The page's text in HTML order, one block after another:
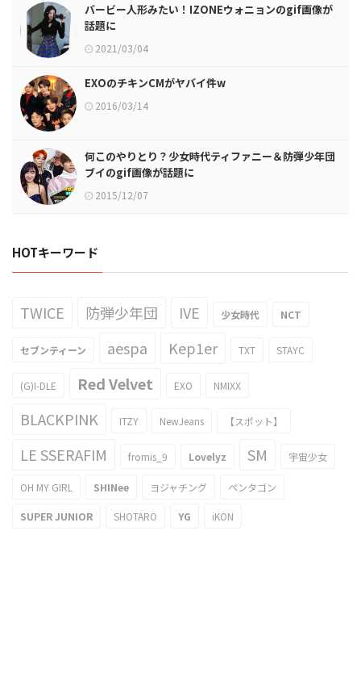
バービー人形みたい！IZONEウォニョンのgif画像が
話題に
2021/03/04
EXOのチキンCMがヤバイ件w
2016/03/14
何このやりとり？少女時代ティファニー＆防弾少年団
ブイのgif画像が話題に
2015/12/07
HOTキーワード
TWICE 防弾少年団 IVE 少女時代 NCT
セブンティーン aespa Kep1er TXT STAYC
(G)I-DLE Red Velvet EXO NMIXX
BLACKPINK ITZY NewJeans 【スポット】
LE SSERAFIM fromis_9 Lovelyz SM 宇宙少女
OH MY GIRL SHINee ヨジャチング ペンタゴン
SUPER JUNIOR SHOTARO YG iKON